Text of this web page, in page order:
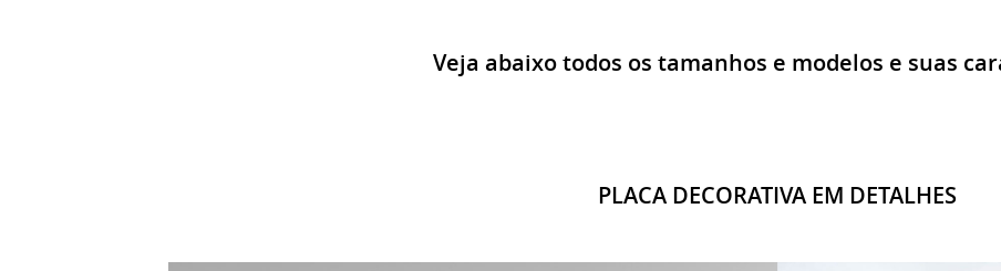
Veja abaixo todos os tamanhos e modelos e suas
PLACA DECORATIVA EM DETALHES